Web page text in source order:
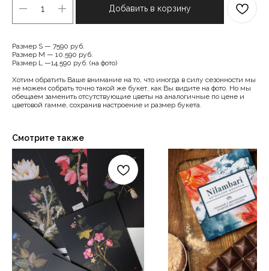
Добавить в корзину
Размер S — 7590 руб.
Размер M — 10.590 руб.
Размер L —14.590 руб. (на фото)
Хотим обратить Ваше внимание на то, что иногда в силу сезонности мы
не можем собрать точно такой же букет, как Вы видите на фото. Но мы
обещаем заменить отсутствующие цветы на аналогичные по цене и
цветовой гамме, сохранив настроение и размер букета.
Смотрите также